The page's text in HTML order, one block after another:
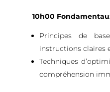
10h00
Principes de
instructions claires
Techniques
compréhension